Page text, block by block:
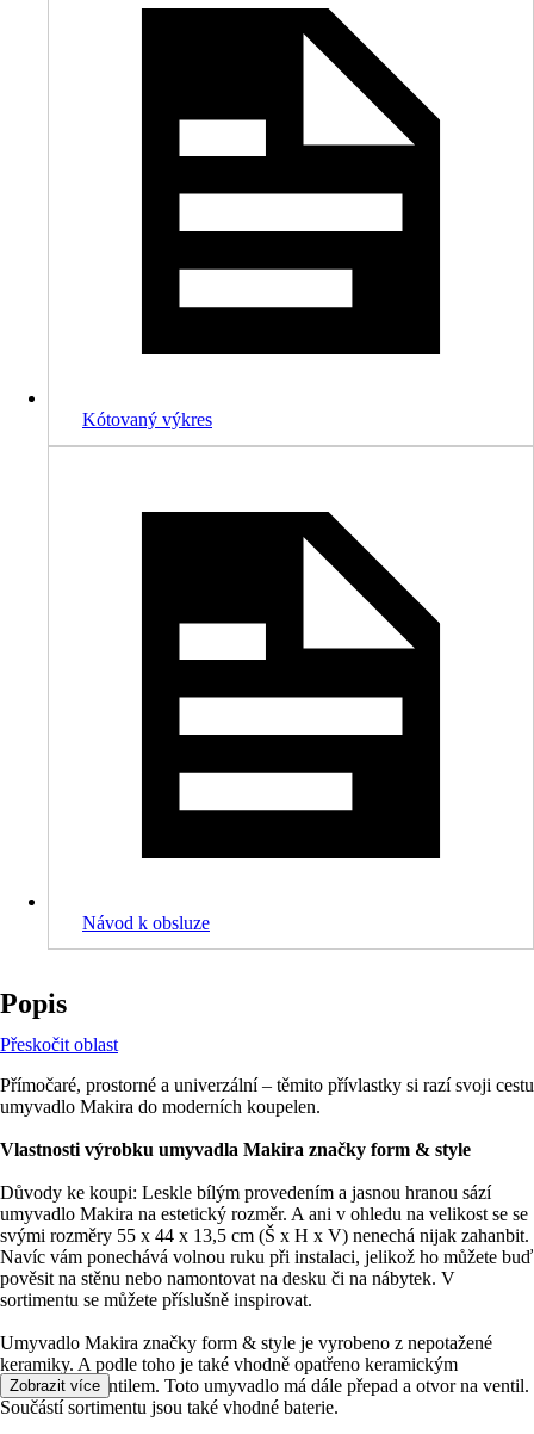
Kótovaný výkres
Návod k obsluze
Popis
Přeskočit oblast
Přímočaré, prostorné a univerzální – těmito přívlastky si razí svoji cestu
umyvadlo Makira do moderních koupelen.
Vlastnosti výrobku umyvadla Makira značky form & style
Důvody ke koupi: Leskle bílým provedením a jasnou hranou sází
umyvadlo Makira na estetický rozměr. A ani v ohledu na velikost se se
svými rozměry 55 x 44 x 13,5 cm (Š x H x V) nenechá nijak zahanbit.
Navíc vám ponechává volnou ruku při instalaci, jelikož ho můžete buď
pověsit na stěnu nebo namontovat na desku či na nábytek. V
sortimentu se můžete příslušně inspirovat.
Umyvadlo Makira značky form & style je vyrobeno z nepotažené
keramiky. A podle toho je také vhodně opatřeno keramickým
odtokovým ventilem. Toto umyvadlo má dále přepad a otvor na ventil.
Součástí sortimentu jsou také vhodné baterie.
Zobrazit více